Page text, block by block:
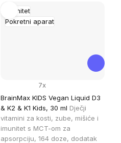
Imunitet
Pokretni aparat
BrainMax KIDS Vegan Liquid D3
& K2 & K1 Kids, 30 ml Dječji
vitamini za kosti, zube, mišiće i
imunitet s MCT-om za
apsorpciju, 164 doze, dodatak
7x